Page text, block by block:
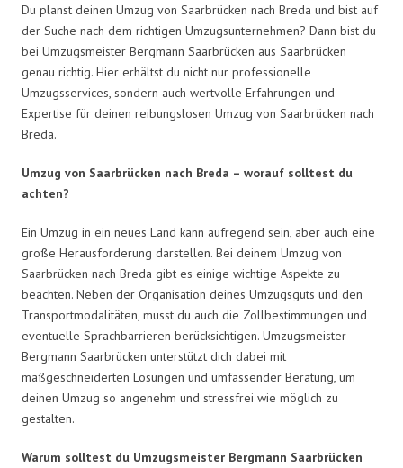
Du planst deinen Umzug von Saarbrücken nach Breda und bist auf
der Suche nach dem richtigen Umzugsunternehmen? Dann bist du
bei Umzugsmeister Bergmann Saarbrücken aus Saarbrücken
genau richtig. Hier erhältst du nicht nur professionelle
Umzugsservices, sondern auch wertvolle Erfahrungen und
Expertise für deinen reibungslosen Umzug von Saarbrücken nach
Breda.
Umzug von Saarbrücken nach Breda – worauf solltest du
achten?
Ein Umzug in ein neues Land kann aufregend sein, aber auch eine
große Herausforderung darstellen. Bei deinem Umzug von
Saarbrücken nach Breda gibt es einige wichtige Aspekte zu
beachten. Neben der Organisation deines Umzugsguts und den
Transportmodalitäten, musst du auch die Zollbestimmungen und
eventuelle Sprachbarrieren berücksichtigen. Umzugsmeister
Bergmann Saarbrücken unterstützt dich dabei mit
maßgeschneiderten Lösungen und umfassender Beratung, um
deinen Umzug so angenehm und stressfrei wie möglich zu
gestalten.
Warum solltest du Umzugsmeister Bergmann Saarbrücken